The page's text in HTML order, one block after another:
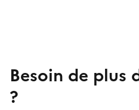
Besoin de plus
?